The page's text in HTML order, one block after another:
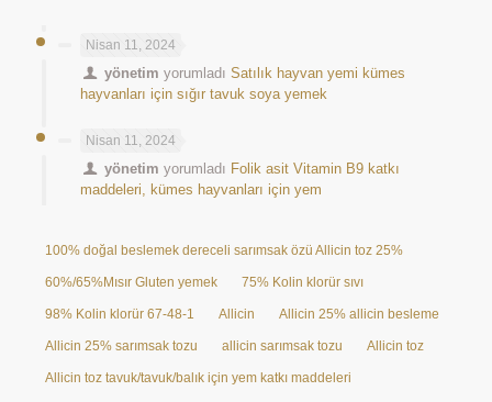
Nisan 11, 2024
yönetim yorumladıSatılık hayvan yemi kümes
hayvanları için sığır tavuk soya yemek
Nisan 11, 2024
yönetim yorumladı Folik asit Vitamin B9 katkı
maddeleri, kümes hayvanları için yem
100% doğal beslemek dereceli sarımsak özü Allicin toz 25%
60%/65%Mısır Gluten yemek 75% Kolin klorür sıvı
98% Kolin klorür 67-48-1 Allicin Allicin 25% allicin besleme
Allicin 25% sarımsak tozu allicin sarımsak tozu Allicin toz
Allicin toz tavuk/tavuk/balık için yem katkı maddeleri